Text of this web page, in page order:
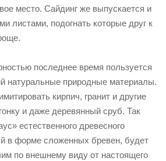
место. Сайдинг же выпускается и
листами, подогнать которые друг к
последнее время пользуется
натуральные природные материалы.
кирпич, гранит и другие
и даже деревянный сруб. Так
естественного древесного
в форме сложенных бревен, будет
по внешнему виду от настоящего